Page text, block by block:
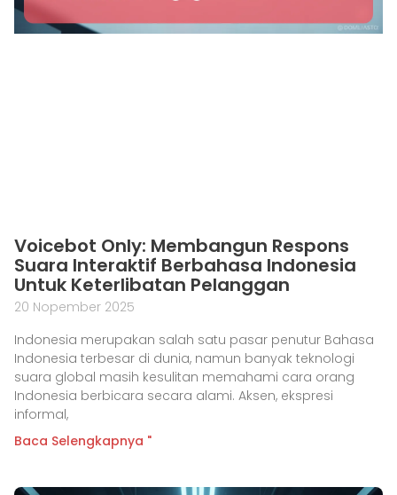
Voicebot Only: Membangun Respons
Suara Interaktif Berbahasa Indonesia
Untuk Keterlibatan Pelanggan
20 Nopember 2025
Indonesia merupakan salah satu pasar penutur Bahasa
Indonesia terbesar di dunia, namun banyak teknologi
suara global masih kesulitan memahami cara orang
Indonesia berbicara secara alami. Aksen, ekspresi
informal,
Baca Selengkapnya "